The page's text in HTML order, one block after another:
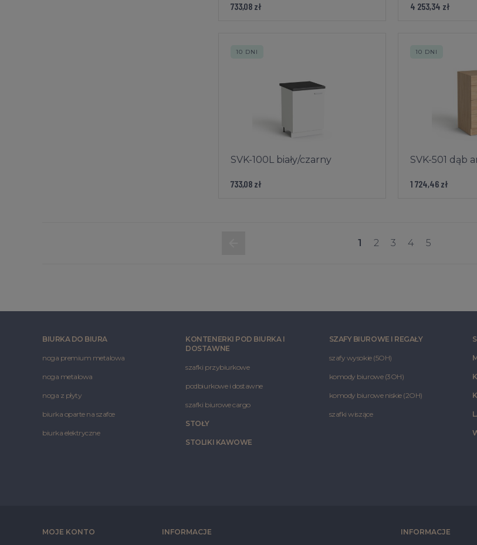
733,08 zł
4 253,34 zł
SVK-100L biały/czarny
733,08 zł
10 DNI
SVK-501 dąb
1 724,46 zł
10 DNI
1 2 3 4 5
BIURKA DO BIURA
noga premium metalowa
noga metalowa
noga z płyty
biurka oparte na szafce
biurka elektryczne
KONTENERKI POD BIURKA I
DOSTAWNE
szafki przybiurkowe
podbiurkowe i dostawne
szafki biurowe cargo
STOŁY
STOLIKI KAWOWE
SZAFY BIUROWE I REGAŁY
szafy wysokie (5OH)
komody biurowe (3OH)
komody biurowe niskie (2OH)
szafki wiszące
MOJE KONTO INFORMACJE INFORMACJE